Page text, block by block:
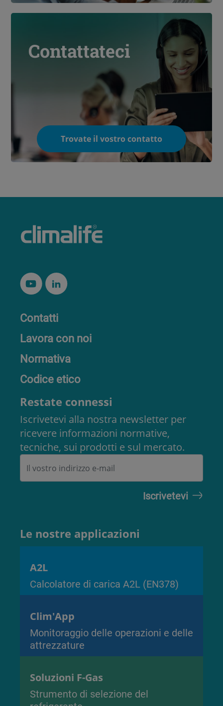
Contattateci
Trovate il vostro contatto
Contatti
Lavora con noi
Normativa
Codice etico
Restate connessi
Iscrivetevi alla nostra newsletter per
ricevere informazioni normative,
tecniche, sui prodotti e sul mercato.
Le nostre applicazioni
A2L
Calcolatore di carica A2L (EN378)
Clim'App
Monitoraggio delle operazioni e delle
attrezzature
Soluzioni F-Gas
Strumento di selezione del